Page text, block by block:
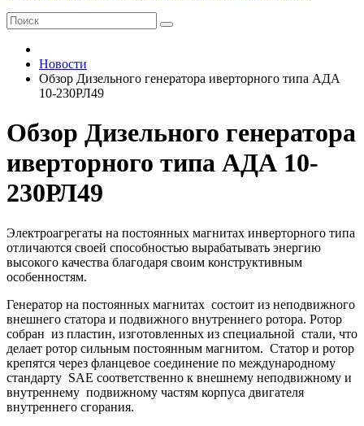
Новости
Обзор Дизельного генератора иверторного типа АДА
10-230РЛ49
Обзор Дизельного генератора
иверторного типа АДА 10-
230РЛ49
Электроагрегаты на постоянных магнитах инверторного типа
отличаются своей способностью вырабатывать энергию
высокого качества благодаря своим конструктивным
особенностям.
Генератор на постоянных магнитах состоит из неподвижного
внешнего статора и подвижного внутреннего ротора. Ротор
собран из пластин, изготовленных из специальной стали, что
делает ротор сильным постоянным магнитом. Статор и ротор
крепятся через фланцевое соединение по международному
стандарту SAE соответственно к внешнему неподвижному и
внутреннему подвижному частям корпуса двигателя
внутреннего сгорания.